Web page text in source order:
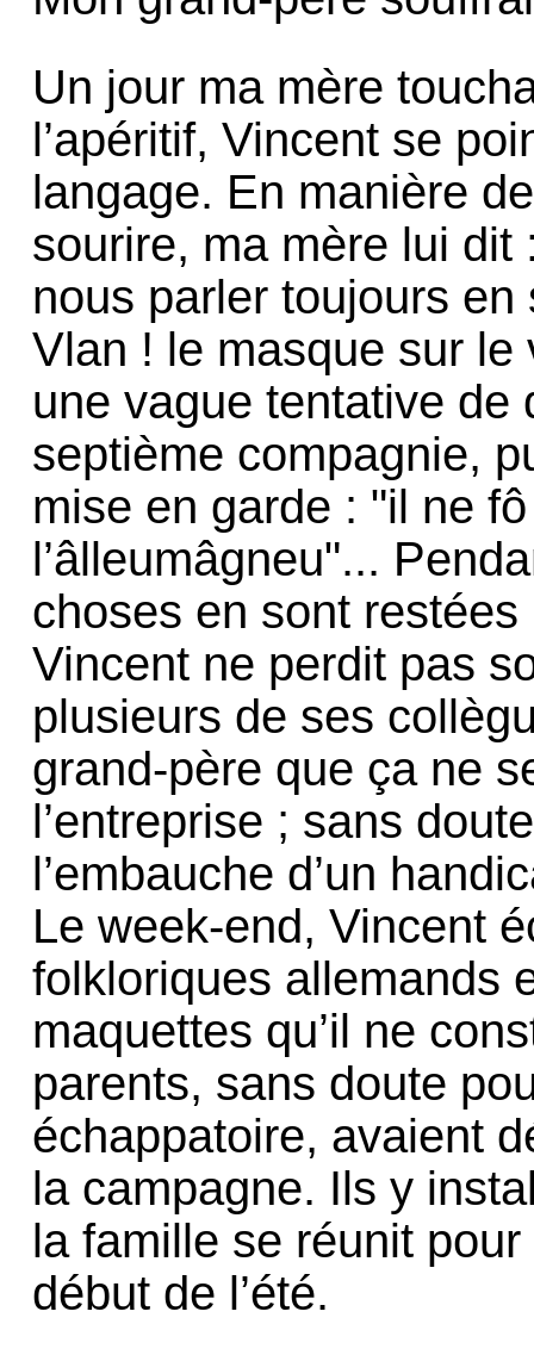
Un jour ma mère
l’apéritif, Vincent se
langage. En manière
sourire, ma mère lui
nous parler toujours
Vlan ! le masque sur le
une vague tentative de
septième compagnie,
mise en garde : "il ne
l’âlleumâgneu"...
choses en sont
Vincent ne perdit pas
plusieurs de ses
grand-père que ça ne
l’entreprise ; sans
l’embauche d’un
Le week-end, Vincent
folkloriques allemands
maquettes qu’il ne
parents, sans doute
échappatoire, avaient
la campagne. Ils y
la famille se réunit
début de l’été.